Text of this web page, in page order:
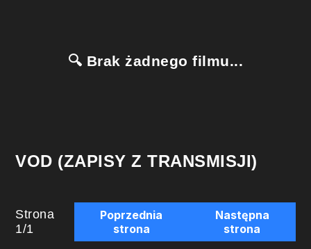
🔍 Brak żadnego filmu...
VOD (ZAPISY Z TRANSMISJI)
Strona
1/1
Poprzednia
strona
Następna
strona